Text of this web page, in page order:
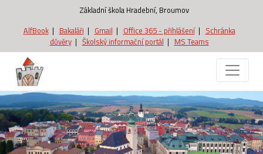
Základní škola Hradební, Broumov
AlfBook| Bakaláři | Gmail | Office 365 - přihlášení| Schránka
důvěry| Školský informační portál | MS Teams